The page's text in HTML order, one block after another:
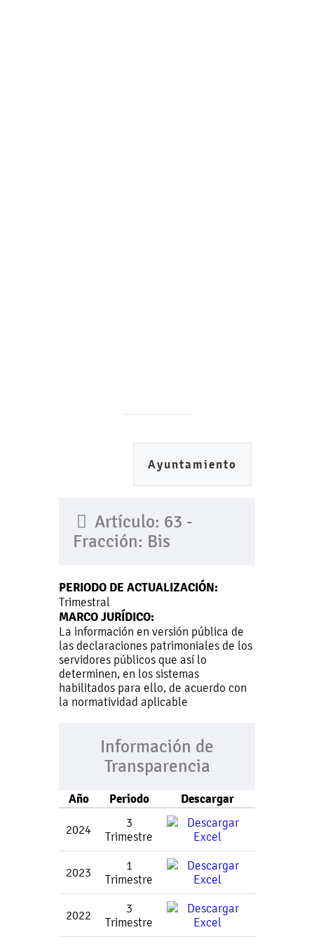
Ayuntamiento
Artículo: 63 -
Fracción: Bis
PERIODO DE ACTUALIZACIÓN:
Trimestral
MARCO JURÍDICO:
La información en versión pública de
las declaraciones patrimoniales de los
servidores públicos que así lo
determinen, en los sistemas
habilitados para ello, de acuerdo con
la normatividad aplicable
Información de
Transparencia
Año Periodo Descargar
2024
3
Trimestre
2023
1
Trimestre
2022
3
Trimestre